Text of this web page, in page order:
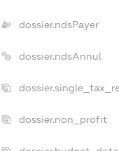
dossier.ndsPayer
dossier.ndsAnnul
dossier.non_profit